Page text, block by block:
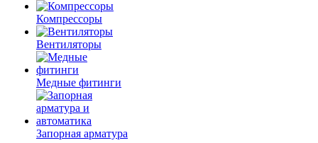
Компрессоры
Вентиляторы
Медные фитинги
Запорная арматура